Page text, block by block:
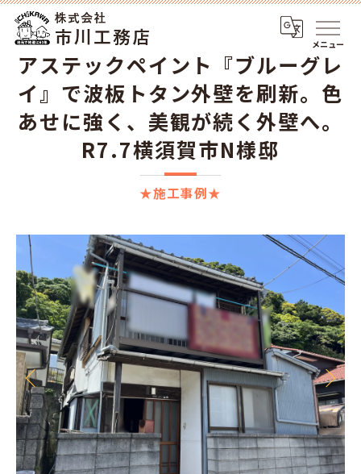
メニュー
★施工事例★
アステックペイント『ブルーグレ
イ』で波板トタン外壁を刷新。色
あせに強く、美観が続く外壁へ。
R7.7横須賀市N様邸